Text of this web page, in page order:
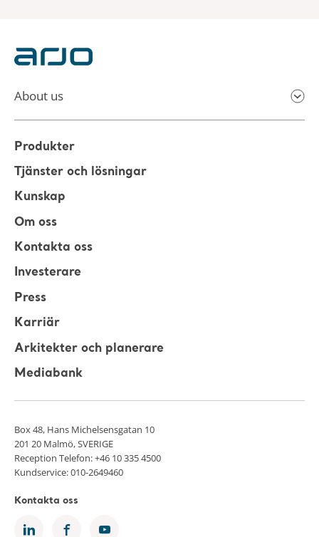
About us
Produkter
Tjänster och lösningar
Kunskap
Om oss
Kontakta oss
Investerare
Press
Karriär
Arkitekter och planerare
Mediabank
Box 48, Hans Michelsensgatan 10
201 20 Malmö, SVERIGE
Reception Telefon: +46 10 335 4500
Kundservice: 010-2649460
Kontakta oss